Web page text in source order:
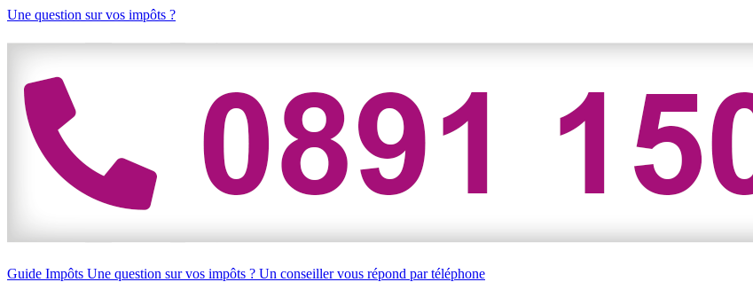
Une question sur vos impôts ?
Guide Impôts Une question sur vos impôts ? Un conseiller vous répond par téléphone